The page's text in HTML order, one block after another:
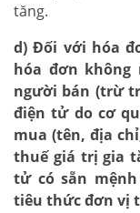
tăng.
d) Đối với hóa
hóa đơn
người bán (trừ
điện tử do cơ
mua (tên, địa
thuế giá trị gia
tử có sẵn
tiêu thức đơn vị